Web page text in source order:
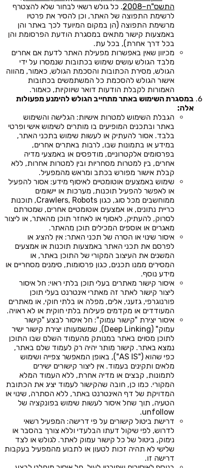
התשס"ח–2008
. כל גולש רשאי לבחור שלא להצטרף
לרשימת התפוצה של האתר, וכן להסיר את פרטיו
מרשימת התפוצה (הן במקום המיועד לכך באתר והן
באמצעות קישור מתאים במסגרת הודעת הפרסומת והן
בכל דרך אחרת), בכל עת.
מכיוון שאין באפשרות מפעילת האתר לדעת אם אחרים
מלבד הגולש עושים שימוש בכתובות שנמסרו על ידי
הגולש, מסירת הכתובות והסכמת הגולש, כאמור, מהווה
אישור הגולש להסכמת כל המשתמשים בכתובות
האמורות לקבלת הודעות דואר שיווקיות, כאמור.
במסגרת השימוש באתר מתחייב הגולש להימנע מפעולות
אלה:
הגבלת השימוש למטרות אישיות: הגלישה והשימוש
באתר ובתכנים המופיעים בו מותרים לשימוש אישי ופרטי
בלבד. אסור להעתיק או לעשות שימוש בתכני האתר,
במידע או בתמונות שבו, לרבות באתרים אחרים,
בפרסומים אלקטרוניים, מודפסים או באמצעי מדיה
אחרים, בין למטרות מסחריות ובין למטרות אחרות, ללא
קבלת אישור מפורש בכתב ומראש מהמפעיל.
שימוש באמצעים אוטומטיים לאיסוף מידע: אסור להפעיל
או לאפשר להפעיל תוכנות, מערכות או יישומים
ממוחשבים מכל סוג, כגון Crawlers, Robots, תוכנות
כריית נתונים, או אמצעים אוטומטיים אחרים, שמטרתם
לסרוק, להעתיק, לאסוף או לאחזר תוכן מהאתר, או ליצור
מאגרים או אוספים המכילים תוכן מהאתר.
איסור שינוי או הסרה של תכני האתר: אין להציג או
לפרסם את תכני האתר באמצעות תוכנות או אמצעים
המשנים את העיצוב המקורי של התוכן באתר, או
המסירים ממנו תכנים, כגון פרסומות, סימנים מסחריים או
מידע נוסף.
איסור קישור מאתרים בעלי תוכן בלתי ראוי: חל איסור
ליצור קישור לאתר זה מאתרי אינטרנט בעלי תוכן
פורנוגרפי, גזעני, אלים, מפלה או בלתי חוקי, או מאתרים
המעודדים או מקדמים פעילות בלתי חוקית או לא ראויה.
איסור יצירת "קישור עמוק": חל איסור לבצע "קישור
עמוק" (Deep Linking), שמשמעותו יצירת קישור ישיר
לתוכן מסוים באתר במנותק מהעמוד השלם שבו התוכן
נמצא באתר. קישור מותר יהיה רק לעמוד שלם באתר,
כפי שהוא ("AS IS"), באופן המאפשר צפייה ושימוש
מלאים ותקינים בעמוד. אין ליצור קישורים ישירים
לתמונות, קבצים או מדיה אחרת, ללא העמוד המלא
המקורי. כמו כן, חובה שהקישור לעמוד יציג את הכתובת
המדויקת של דף האינטרנט באתר, ללא הסתרה, שינוי או
הטעיה, תוך שחל איסור לעשות שימוש בפונקציה של
unfollow.
דרישת ביטול קישורים על פי דרישה: המפעיל רשאי
לדרוש, לפי שיקול דעתו הבלעדי וללא צורך בהסבר או
נימוק, ביטול של כל קישור עמוק לאתר. לגולש או לצד
שלישי לא תהיה זכות לטעון או לתבוע מהמפעיל בעקבות
דרישה זו.